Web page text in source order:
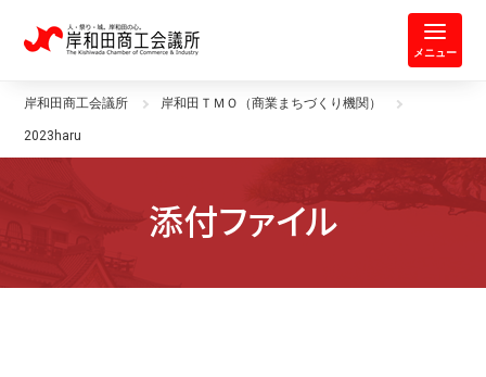
岸和田商工会議所 | 人・祭り・城。
メニュー
岸和田商工会議所 岸和田ＴＭＯ（商業まちづくり機関）
2023haru
添付ファイル